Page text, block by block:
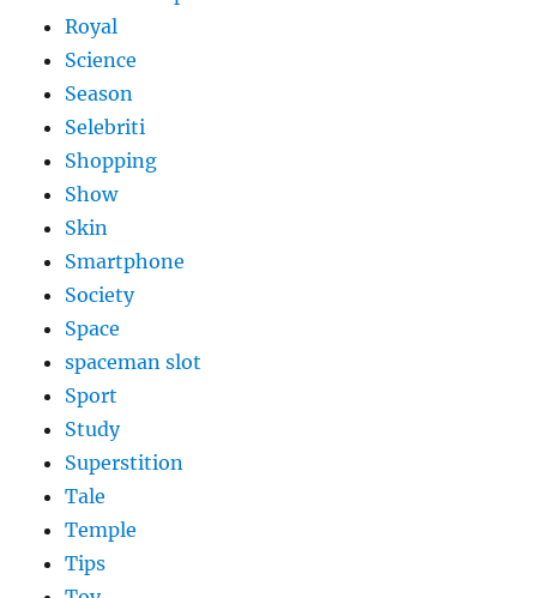
Royal
Science
Season
Selebriti
Shopping
Show
Skin
Smartphone
Society
Space
spaceman slot
Sport
Study
Superstition
Tale
Temple
Tips